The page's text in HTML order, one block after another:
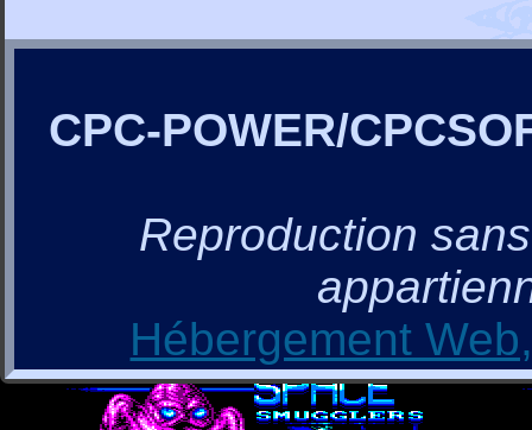
CPC-POWER/
Reproduction
Hébergement